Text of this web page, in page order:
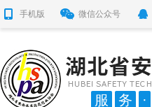
手机版 微信公众号
服 务 ·